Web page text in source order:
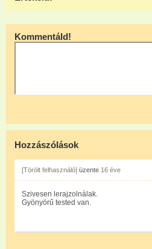
Kommentáld!
Hozzászólások
[Törölt felhasználó] üzente 16 éve
Szivesen lerajzolnálak.
Gyönyörű tested van.